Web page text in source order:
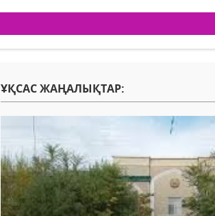
ҰҚСАС ЖАҢАЛЫҚТАР: